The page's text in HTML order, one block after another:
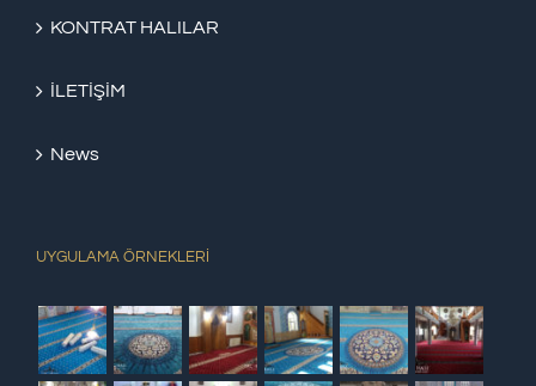
KONTRAT HALILAR
İLETİŞİM
News
UYGULAMA ÖRNEKLERİ